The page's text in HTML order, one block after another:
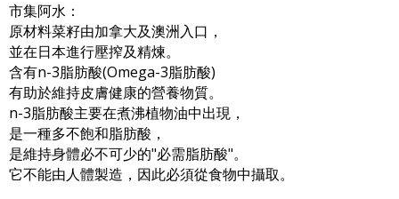
市集阿水：
原材料菜籽由加拿大及澳洲入口，
並在日本進行壓搾及精煉。
含有n-3脂肪酸(Omega-3脂肪酸)
有助於維持皮膚健康的營養物質。
n-3脂肪酸主要在煮沸植物油中出現，
是一種多不飽和脂肪酸，
是維持身體必不可少的"必需脂肪酸"。
它不能由人體製造，因此必須從食物中攝取。